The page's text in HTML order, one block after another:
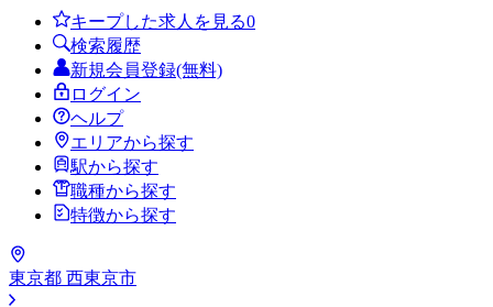
キープした求人を見る0
検索履歴
新規会員登録(無料)
ログイン
ヘルプ
エリアから探す
駅から探す
職種から探す
特徴から探す
東京都 西東京市